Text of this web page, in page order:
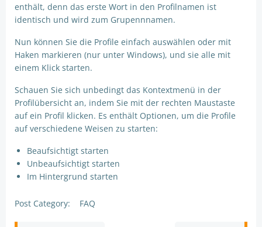
enthält, denn das erste Wort in den Profilnamen ist
identisch und wird zum Grupennnamen.
Nun können Sie die Profile einfach auswählen oder mit
Haken markieren (nur unter Windows), und sie alle mit
einem Klick starten.
Schauen Sie sich unbedingt das Kontextmenü in der
Profilübersicht an, indem Sie mit der rechten Maustaste
auf ein Profil klicken. Es enthält Optionen, um die Profile
auf verschiedene Weisen zu starten:
Beaufsichtigt starten
Unbeaufsichtigt starten
Im Hintergrund starten
Post Category: FAQ